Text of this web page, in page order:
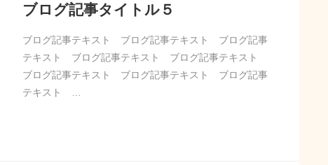
ブログ記事タイトル５
ブログ記事テキスト ブログ記事テキスト ブログ記事
テキスト ブログ記事テキスト ブログ記事テキスト
ブログ記事テキスト ブログ記事テキスト ブログ記事
テキスト …